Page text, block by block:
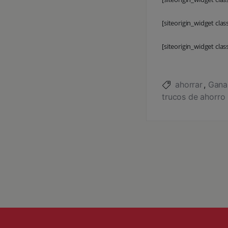
[siteorigin_widget
[siteorigin_widget
ahorrar
trucos de ahorro